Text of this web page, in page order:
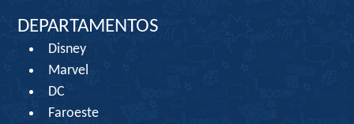
DEPARTAMENTOS
Disney
Marvel
DC
Faroeste